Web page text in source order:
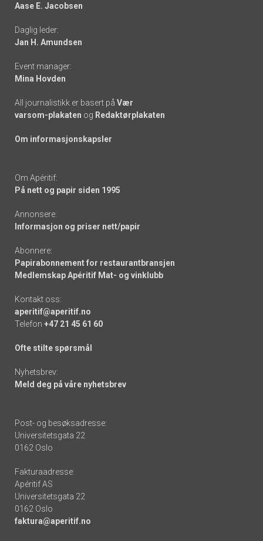
-
links
Aase E. Jacobsen
Daglig leder:
Jan H. Amundsen
Event manager:
Mina Hovden
All journalistikk er basert på Vær
varsom-plakaten og Redaktørplakaten
Om informasjonskapsler
Om Apéritif:
På nett og papir siden 1995
Annonsere:
Informasjon og priser nett/papir
Abonnere:
Papirabonnement for restaurantbransjen
Medlemskap Apéritif Mat- og vinklubb
Kontakt oss:
aperitif@aperitif.no
Telefon +47 21 45 61 60
Ofte stilte spørsmål
Nyhetsbrev:
Meld deg på våre nyhetsbrev
Post- og besøksadresse:
Universitetsgata 22
0162 Oslo
Fakturaadresse:
Apéritif AS
Universitetsgata 22
0162 Oslo
faktura@aperitif.no